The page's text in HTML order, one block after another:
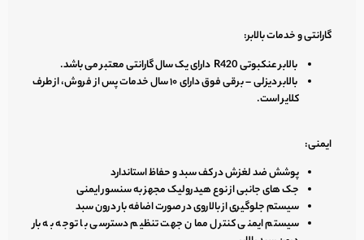
گارانتی و خدمات بالابر:
بالابر عنکبوتی R420 دارای یک سال گارانتی معتبر می باشد.
بالابر دیزلی – برقی فوق دارای ۱۰ سال خدمات پس از فروش، از طرف
کلایر است.
ایمنی:
پوشش ضد لغزش در کف سبد و حفاظ استاندارد
جک های جانبی از نوع هیدرولیک مجهز به سنسور ایمنی
سیستم جلوگیری از بالاروی در صورت اضافه بار درون سبد
سیستم ایمنی کنترل ممان جهت تنظیم دسترسی با توجه به بار